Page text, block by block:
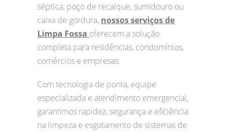
séptica, poço de recalque, sumidouro ou
caixa de gordura, nossos serviços de
Limpa Fossa oferecem a solução
completa para residências, condomínios,
comércios e empresas.
Com tecnologia de ponta, equipe
especializada e atendimento emergencial,
garantimos rapidez, segurança e eficiência
na limpeza e esgotamento de sistemas de